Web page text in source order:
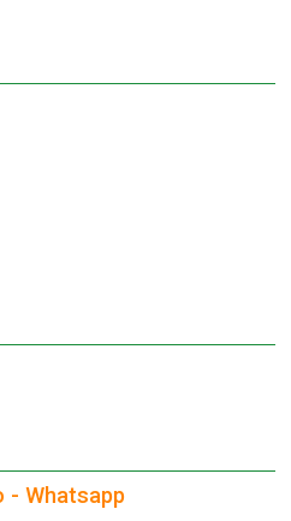
- Whatsapp